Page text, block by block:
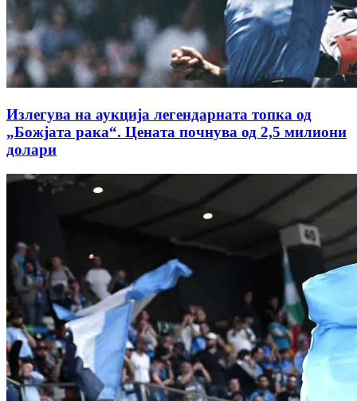
Излегува на аукција легендарната топка од
„Божјата рака“. Цената почнува од 2,5 милиони
долари